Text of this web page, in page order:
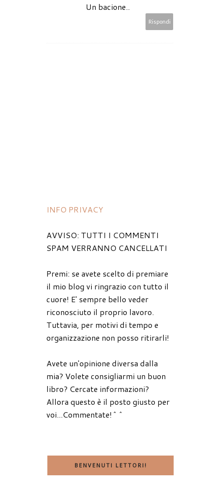
Un bacione..
Rispondi
INFO PRIVACY
AVVISO: TUTTI I COMMENTI
SPAM VERRANNO CANCELLATI
Premi: se avete scelto di premiare
il mio blog vi ringrazio con tutto il
cuore! E' sempre bello veder
riconosciuto il proprio lavoro.
Tuttavia, per motivi di tempo e
organizzazione non posso ritirarli!
Avete un'opinione diversa dalla
mia? Volete consigliarmi un buon
libro? Cercate informazioni?
Allora questo è il posto giusto per
voi...Commentate!^^
BENVENUTI LETTORI!